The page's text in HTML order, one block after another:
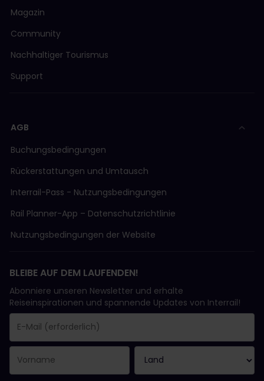
Magazin
Community
Nachhaltiger Tourismus
Support
AGB
Buchungsbedingungen
Rückerstattungen und Umtausch
Interrail-Pass - Nutzungsbedingungen
Rail Planner-App – Datenschutzrichtlinie
Nutzungsbedingungen der Website
BLEIBE AUF DEM LAUFENDEN!
Abonniere unseren Newsletter und erhalte
Reiseinspirationen und spannende Updates von Interrail!